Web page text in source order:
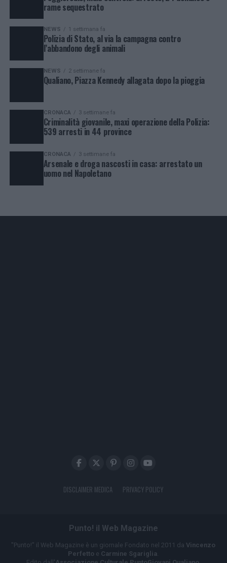
rame sequestrato
NEWS 1 settimana fa
Polizia di Stato, al via la campagna contro
l’abbandono degli animali
NEWS 2 settimane fa
Qualiano, Piazza Kennedy allagata dopo la pioggia
CRONACA 3 settimane fa
Criminalità giovanile, maxi operazione della Polizia:
539 arresti in 44 province
CRONACA 3 settimane fa
Arsenale e droga nascosti in casa: arrestato un
uomo nel Napoletano
DISCLAIMER MEDICA PRIVACY POLICY
Punto! il Web Magazine
"Punto!" il Web Magazine è un giornale Fondato nel 2011 da Vincenzo
Perfetto e Carmine Sgariglia